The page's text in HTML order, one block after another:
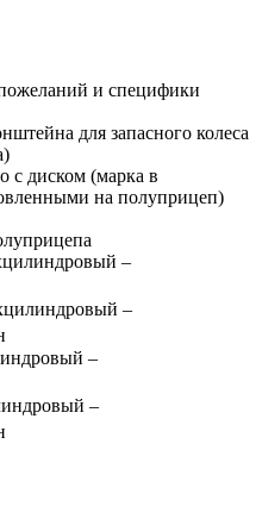
и специфики
для запасного колеса
с диском (марка в
на полуприцеп)
–
–
–
–